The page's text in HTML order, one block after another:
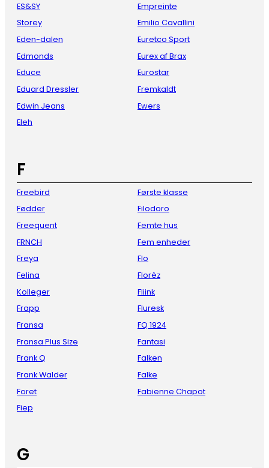
ES&SY
Storey
Eden-dalen
Edmonds
Educe
Eduard Dressler
Edwin Jeans
Eleh
Empreinte
Emilio Cavallini
Euretco Sport
Eurex af Brax
Eurostar
Fremkaldt
Ewers
F
Freebird
Fødder
Freequent
FRNCH
Freya
Felina
Kolleger
Frapp
Fransa
Fransa Plus Size
Frank Q
Frank Walder
Foret
Fiep
Første klasse
Filodoro
Femte hus
Fem enheder
Flo
Florèz
Fliink
Fluresk
FQ 1924
Fantasi
Falken
Falke
Fabienne Chapot
G